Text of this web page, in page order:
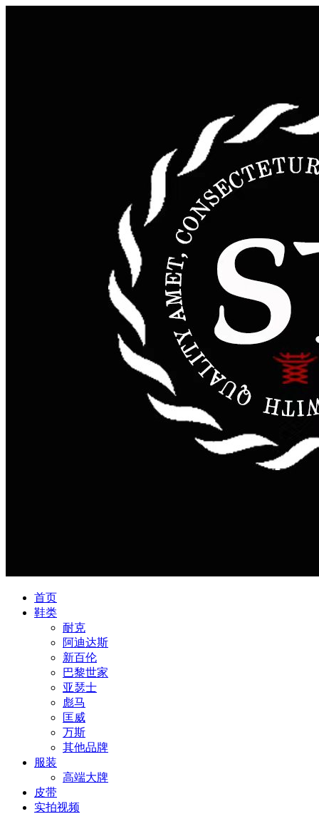
首页
鞋类
耐克
阿迪达斯
新百伦
巴黎世家
亚瑟士
彪马
匡威
万斯
其他品牌
服装
高端大牌
皮带
实拍视频